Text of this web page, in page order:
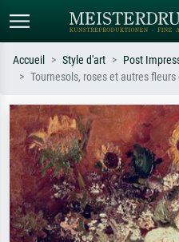
Recherchez par artiste, titre ou style –
ex. Monet, Nuit étoilée,
impressionnisme, vague de Hokusai,
nu.
Accueil Style d'art Post
Tournesols, roses et autres